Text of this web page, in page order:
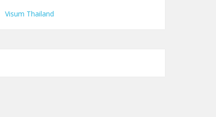
Visum Thailand